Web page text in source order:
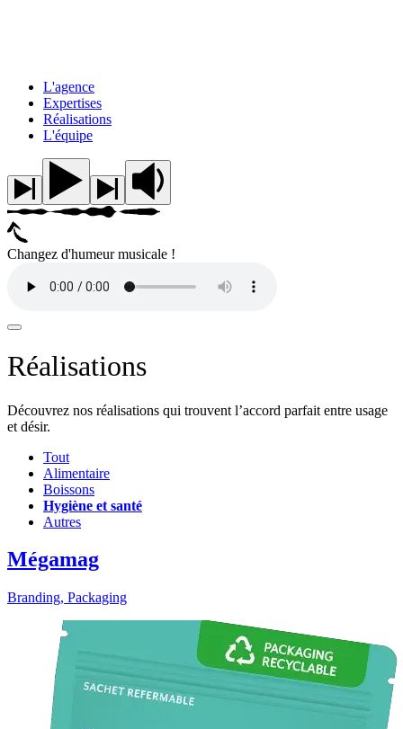
L'agence
Expertises
Réalisations
L'équipe
Changez d'humeur musicale !
Réalisations
Découvrez nos réalisations qui trouvent l’accord parfait entre usage
et désir.
Tout
Alimentaire
Boissons
Hygiène et santé
Autres
Mégamag
Branding, Packaging